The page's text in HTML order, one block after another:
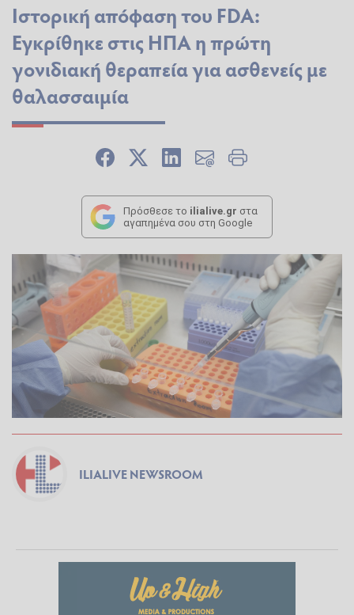
Ιστορική απόφαση του FDA:
Εγκρίθηκε στις ΗΠΑ η πρώτη
γονιδιακή θεραπεία για ασθενείς με
θαλασσαιμία
Πρόσθεσε το ilialive.gr στα
αγαπημένα σου στη Google
ILIALIVE NEWSROOM